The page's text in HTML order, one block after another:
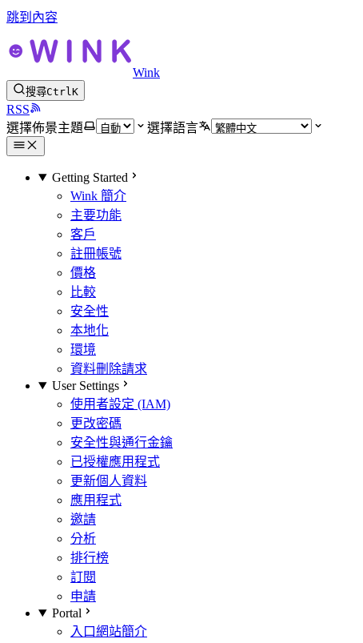
跳到內容
Wink
搜尋CtrlK
RSS
選擇佈景主題
選擇語言
Getting Started
Wink 簡介
主要功能
客戶
註冊帳號
價格
比較
安全性
本地化
環境
資料刪除請求
User Settings
使用者設定 (IAM)
更改密碼
安全性與通行金鑰
已授權應用程式
更新個人資料
應用程式
邀請
分析
排行榜
訂閱
申請
Portal
入口網站簡介